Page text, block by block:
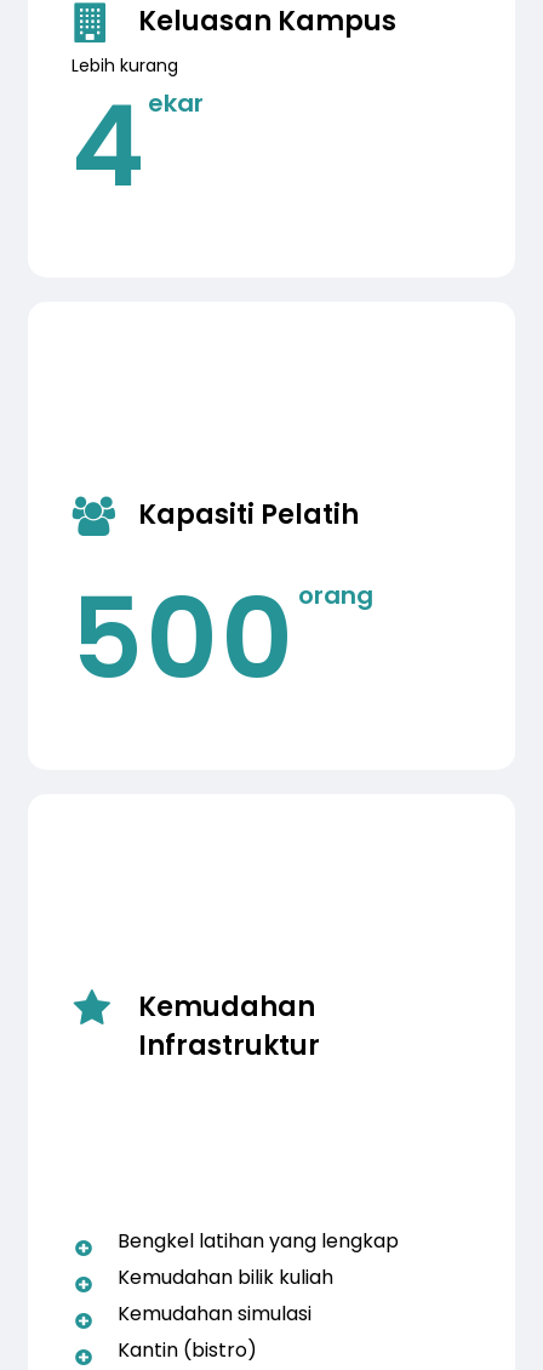
Keluasan Kampus
Lebih kurang
4 ekar
Kapasiti Pelatih
500 orang
Kemudahan
Infrastruktur
Bengkel latihan yang lengkap
Kemudahan bilik kuliah
Kemudahan simulasi
Kantin (bistro)